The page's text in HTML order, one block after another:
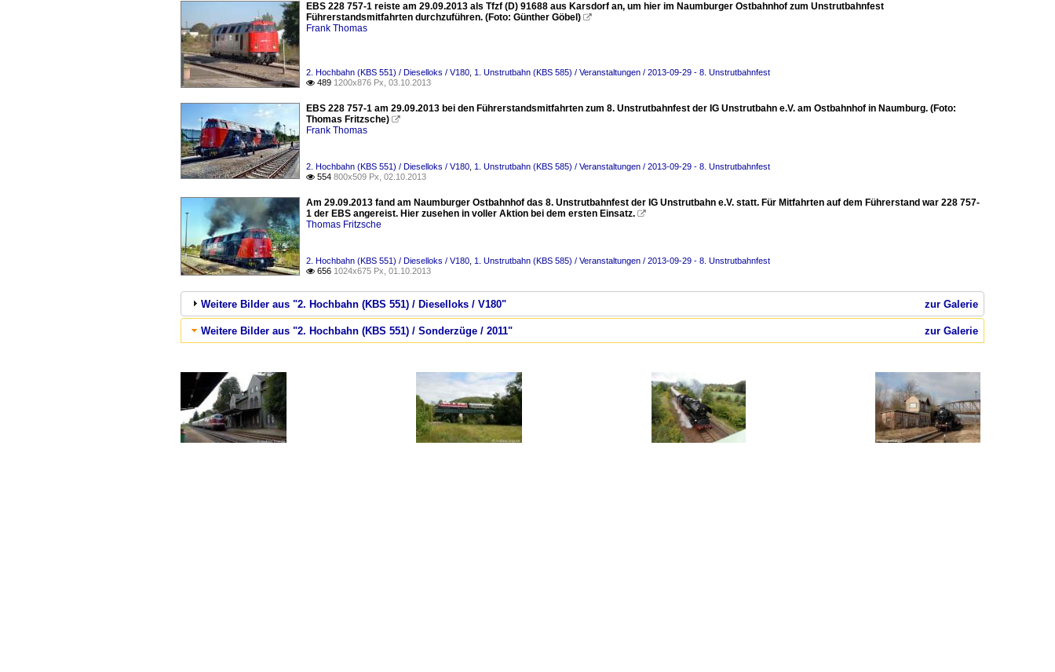
EBS 228 757-1 reiste am 29.09.2013 als Tfzf (D) 91688 aus Karsdorf an, um hier im Naumburger Ostbahnhof zum Unstrutbahnfest
Führerstandsmitfahrten durchzuführen. (Foto: Günther Göbel) 
Frank Thomas
2. Hochbahn (KBS 551) / Dieselloks / V180 1. Unstrutbahn (KBS 585) / Veranstaltungen / 2013-09-29 - 8. Unstrutbahnfest
 489 1200x876 Px, 03.10.2013
EBS 228 757-1 am 29.09.2013 bei den Führerstandsmitfahrten zum 8. Unstrutbahnfest der IG Unstrutbahn e.V. am Ostbahnhof in Naumburg. (Foto:
Thomas Fritzsche) 
Frank Thomas
2. Hochbahn (KBS 551) / Dieselloks / V180 1. Unstrutbahn (KBS 585) / Veranstaltungen / 2013-09-29 - 8. Unstrutbahnfest
 554 800x509 Px, 02.10.2013
Am 29.09.2013 fand am Naumburger Ostbahnhof das 8. Unstrutbahnfest der IG Unstrutbahn e.V. statt. Für Mitfahrten auf dem Führerstand war 228 757-
1 der EBS angereist. Hier zusehen in voller Aktion bei dem ersten Einsatz. 
Thomas Fritzsche
2. Hochbahn (KBS 551) / Dieselloks / V180 1. Unstrutbahn (KBS 585) / Veranstaltungen / 2013-09-29 - 8. Unstrutbahnfest
 656 1024x675 Px, 01.10.2013
zur Galerie
Weitere Bilder aus "2. Hochbahn (KBS 551) / Dieselloks / V180"
zur Galerie
Weitere Bilder aus "2. Hochbahn (KBS 551) / Sonderzüge / 2011"